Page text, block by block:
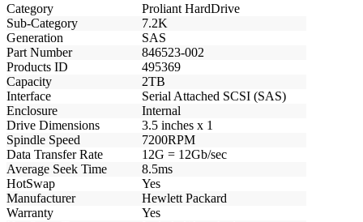
Category
Proliant HardDrive
Sub-Category
7.2K
Generation
SAS
Part Number
846523-002
Products ID
495369
Capacity
2TB
Interface
Serial Attached SCSI (SAS)
Enclosure
Internal
Drive Dimensions
3.5 inches x 1
Spindle Speed
7200RPM
Data Transfer Rate
12G = 12Gb/sec
Average Seek Time
8.5ms
HotSwap
Yes
Manufacturer
Hewlett Packard
Warranty
Yes